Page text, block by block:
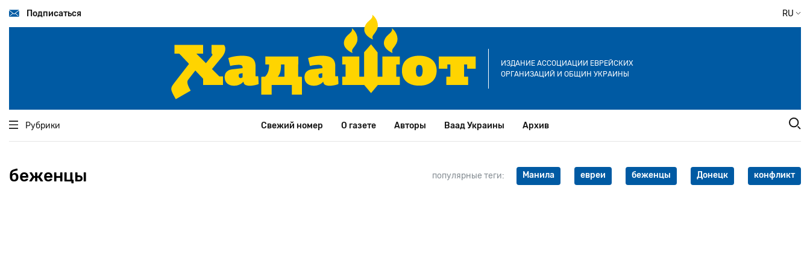
основномуПодписаться RU
ИЗДАНИЕ АССОЦИАЦИИ ЕВРЕЙСКИХ
ОРГАНИЗАЦИЙ И ОБЩИН УКРАИНЫ
Рубрики Свежий номер О газете Авторы Ваад Украины Архив
беженцы популярные теги: Манила евреи беженцы Донецк конфликт